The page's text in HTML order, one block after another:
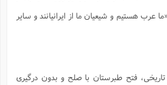
هستیم و شیعیان ما از ایرانیانند و سایر
تاریخی، فتح طبرستان با صلح و بدون درگیری